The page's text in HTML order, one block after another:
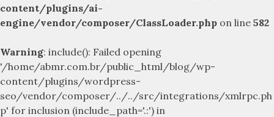
content/plugins/ai-
engine/vendor/composer/ClassLoader.php on line 582
Warning: include(): Failed opening
'/home/abmr.com.br/public_html/blog/wp-
content/plugins/wordpress-
seo/vendor/composer/../../src/integrations/xmlrpc.ph
p' for inclusion (include_path='.:') in